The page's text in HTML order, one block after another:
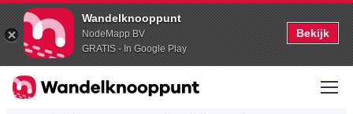
Wandelknooppunt
NodeMapp BV
GRATIS - In Google Play
Bekijk